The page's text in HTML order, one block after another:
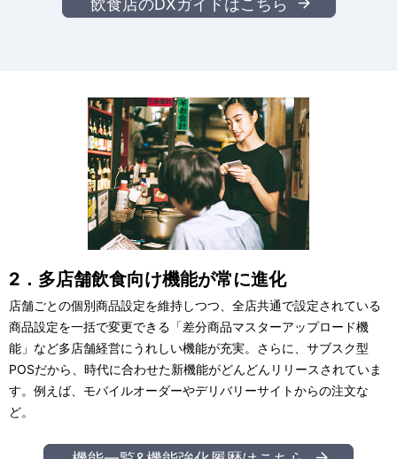
飲食店のDXガイドはこちら
2．多店舗飲食向け機能が常に進化
店舗ごとの個別商品設定を維持しつつ、全店共通で設定されている
商品設定を一括で変更できる「差分商品マスターアップロード機
能」など多店舗経営にうれしい機能が充実。さらに、サブスク型
POSだから、時代に合わせた新機能がどんどんリリースされていま
す。例えば、モバイルオーダーやデリバリーサイトからの注文な
ど。